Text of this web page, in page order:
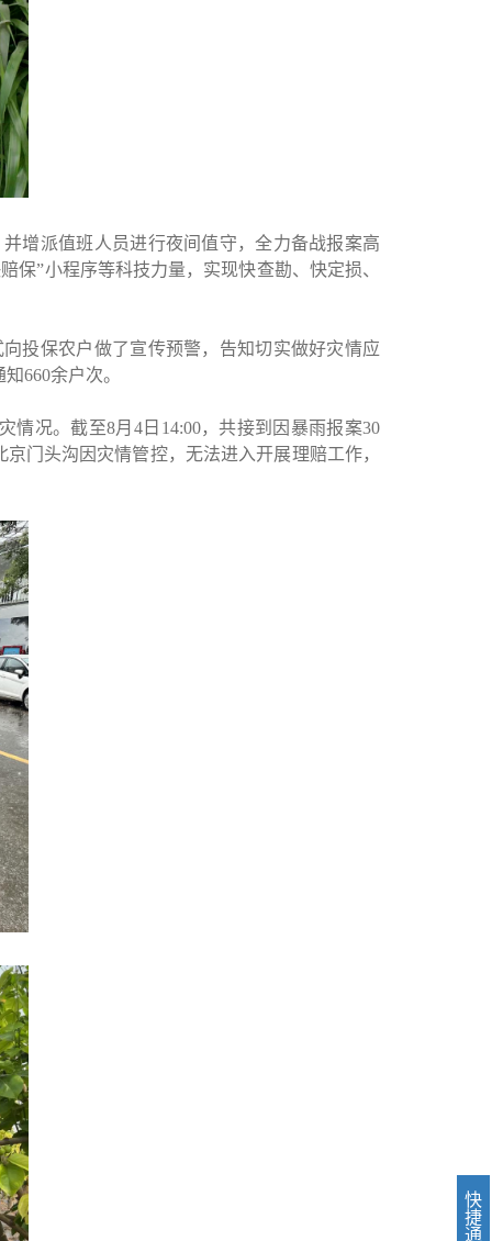
增派值班人员进行夜间值守，全力备战报案高
保”小程序等科技力量，实现快查勘、快定损、
投保农户做了宣传预警，告知切实做好灾情应
知660余户次。
情况。截至8月 4日 14:00，共接到因暴雨报案30
京门头沟因灾情管控，无法进入开展理赔工作，
快
捷
通